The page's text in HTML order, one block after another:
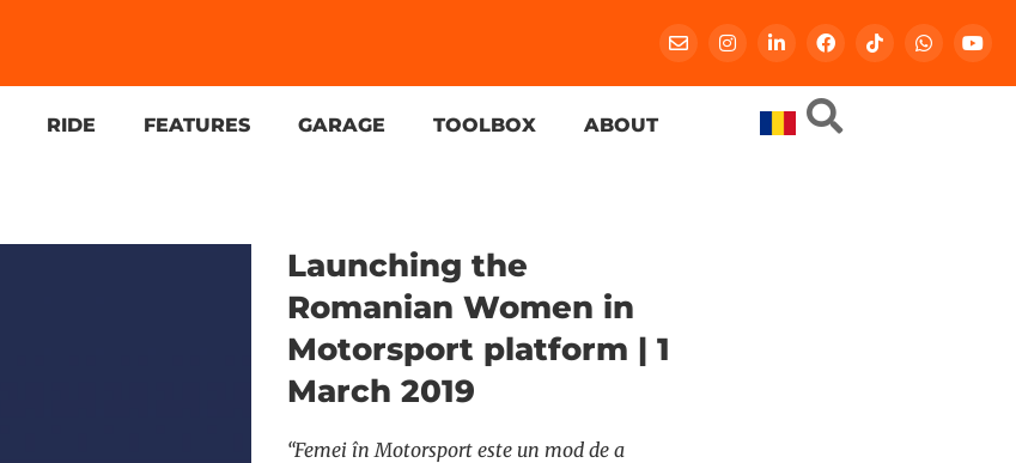
RIDE FEATURES GARAGE TOOLBOX ABOUT
Launching the
Romanian Women in
Motorsport platform | 1
March 2019
“Femei în Motorsport este un mod de a